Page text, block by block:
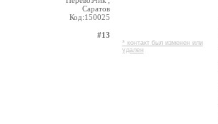
Саратов
Код:150025
#13
* контакт был изменен или
удален